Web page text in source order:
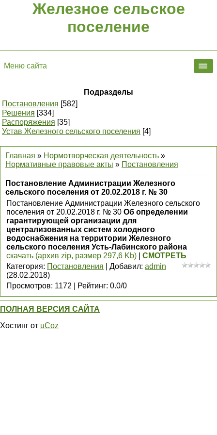
Железное сельское
поселение
Меню сайта
Подразделы
Постановления [582]
Решения [334]
Распоряжения [35]
Устав Железного сельского поселения [4]
Главная » Нормотворческая деятельность »
Нормативные правовые акты » Постановления
Постановление Администрации Железного
сельского поселения от 20.02.2018 г. № 30
Постановление Администрации Железного сельского
поселения от 20.02.2018 г. № 30 Об определении
гарантирующей организации для
централизованных систем холодного
водоснабжения на территории Железного
сельского поселения Усть-Лабинского района
скачать (архив zip, размер 297,6 Kb)
СМОТРЕТЬ
Категория: Постановления Добавил: admin
(28.02.2018)
Просмотров: 1172 Рейтинг: 0.0/0
ПОЛНАЯ ВЕРСИЯ САЙТА
Хостинг от uCoz